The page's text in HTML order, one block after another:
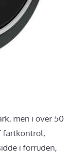
men i over 50
fartkontrol,
i forruden,